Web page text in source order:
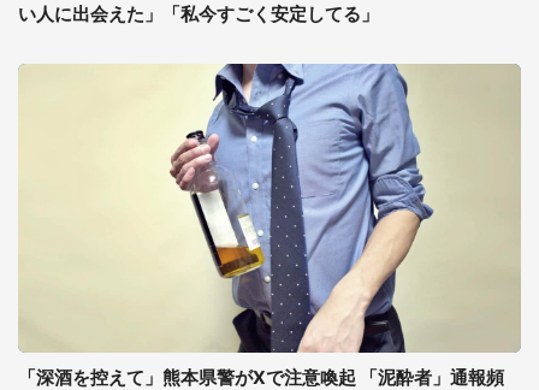
い人に出会えた」「私今すごく安定してる」
「深酒を控えて」熊本県警がXで注意喚起 「泥酔者」通報頻